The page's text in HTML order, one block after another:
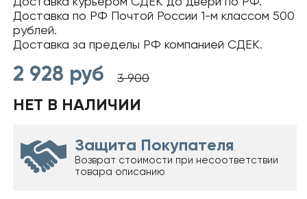
Доставка по РФ Почтой России 1-м классом 500
рублей.
Доставка за пределы РФ компанией СДЕК.
2 928 руб 3 900
НЕТ В НАЛИЧИИ
Защита Покупателя
Возврат стоимости при несоответствии
товара описанию